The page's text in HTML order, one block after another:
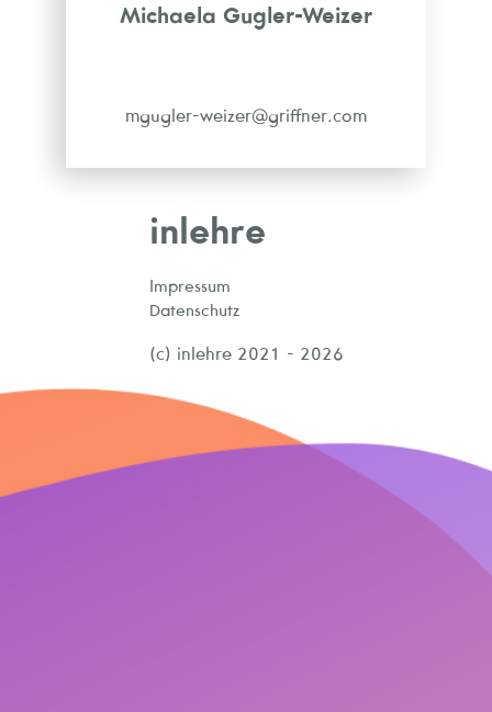
Michaela Gugler-Weizer
mgugler-weizer@griffner.com
inlehre
Impressum
Datenschutz
(c) inlehre 2021 - 2026